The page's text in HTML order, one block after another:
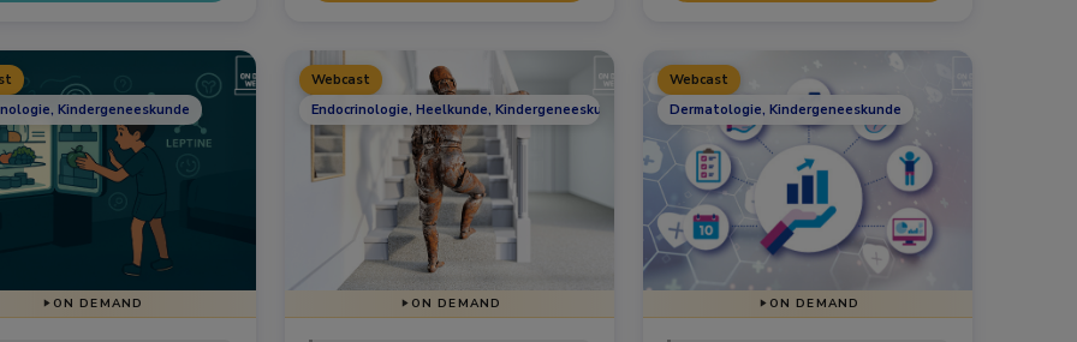
Kindergeneeskunde
ON DEMAND
Webcast
Endocrinologie, Heelkunde, Kindergeneeskunde, Nefrologie
ON DEMAND
Webcast
Dermatologie, Kindergeneeskunde
ON DEMAND